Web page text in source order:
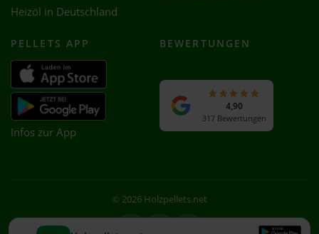
Heizöl in Deutschland
PELLETS APP
Infos zur App
BEWERTUNGEN
4,90
317 Bewertungen
© 2026 Holzpellets.net